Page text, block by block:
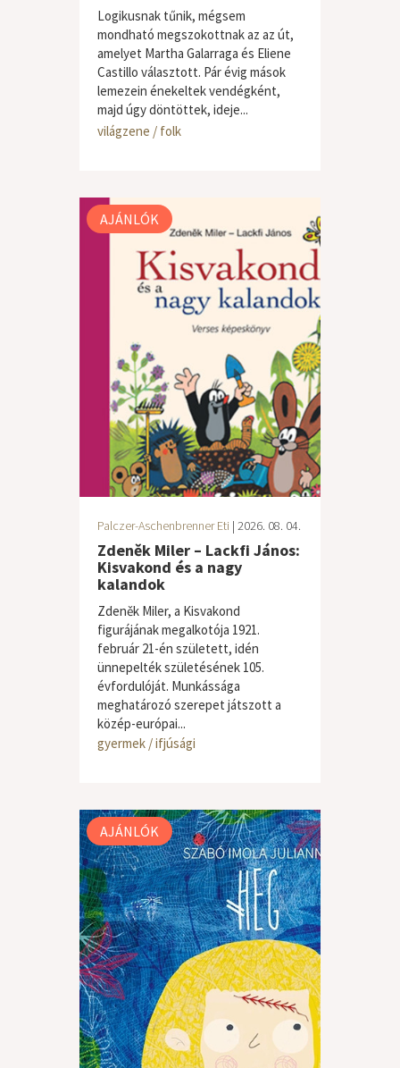
Logikusnak tűnik, mégsem
mondható megszokottnak az az út,
amelyet Martha Galarraga és Eliene
Castillo választott. Pár évig mások
lemezein énekeltek vendégként,
majd úgy döntöttek, ideje...
világzene / folk
AJÁNLÓK
Palczer-Aschenbrenner Eti | 2026. 08. 04.
Zdeněk Miler – Lackfi János:
Kisvakond és a nagy
kalandok
Zdeněk Miler, a Kisvakond
figurájának megalkotója 1921.
február 21-én született, idén
ünnepelték születésének 105.
évfordulóját. Munkássága
meghatározó szerepet játszott a
közép-európai...
gyermek / ifjúsági
AJÁNLÓK